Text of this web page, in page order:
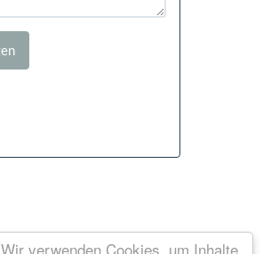
Wir verwenden Cookies, um Inhalte